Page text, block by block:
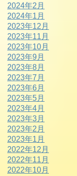
2024年2月
2024年1月
2023年12月
2023年11月
2023年10月
2023年9月
2023年8月
2023年7月
2023年6月
2023年5月
2023年4月
2023年3月
2023年2月
2023年1月
2022年12月
2022年11月
2022年10月